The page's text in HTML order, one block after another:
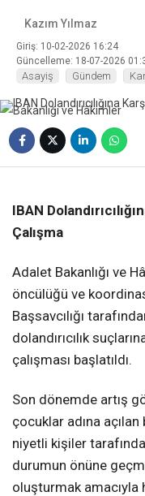
Kazım Yılmaz
Giriş: 10-02-2026 16:24
Güncelleme: 18-07-2026
Asayiş Gündem
IBAN
Çalışma
Adalet Bakanlığı ve
öncülüğü ve
Başsavcılığı
dolandırıcılık
çalışması başlatıldı.
Son dönemde artış
çocuklar adına
niyetli kişiler
durumun önüne
oluşturmak amacıyla